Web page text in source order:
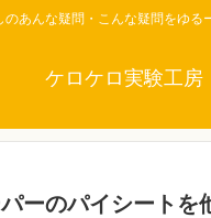
のあんな疑問・こんな疑問をゆる
ケロケロ実験工房
ーのパイシートを